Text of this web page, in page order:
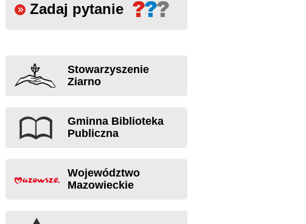
Zadaj pytanie
Stowarzyszenie
Ziarno
Gminna Biblioteka
Publiczna
Województwo
Mazowieckie